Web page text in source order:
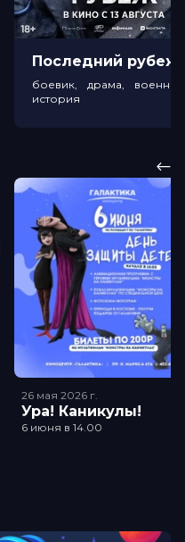
боевик, драма,
история
26 мая 2026 г.
Ура! Каникулы!
6 июня в 14.00